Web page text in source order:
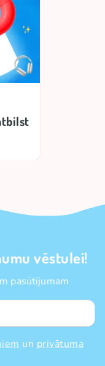
vēstulei!
pasūtījumam
un privātuma